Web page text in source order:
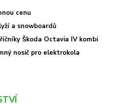
cenu
a snowboardů
Škoda Octavia IV kombi
nosič pro elektrokola